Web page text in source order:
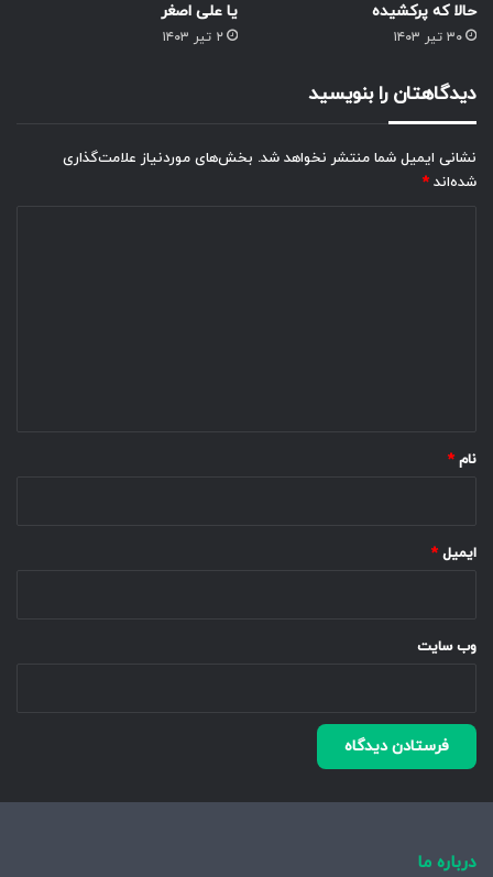
حالا که پرکشیده
۳۰ تیر ۱۴۰۳
یا علی اصغر
۲ تیر ۱۴۰۳
دیدگاهتان را بنویسید
نشانی ایمیل شما منتشر نخواهد شد. بخش‌های موردنیاز علامت‌گذاری
شده‌اند *
نام *
ایمیل *
وب‌ سایت
درباره ما